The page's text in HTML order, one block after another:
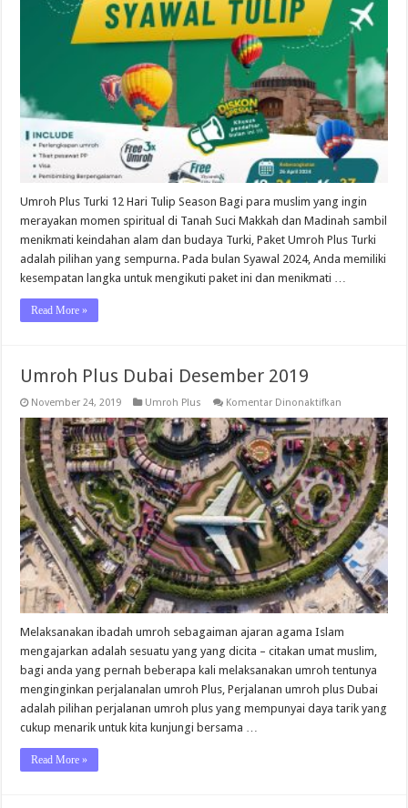
Turki
12
Hari
Syawal
2024
Umroh Plus Turki 12 Hari Tulip Season Bagi para muslim yang ingin
merayakan momen spiritual di Tanah Suci Makkah dan Madinah sambil
menikmati keindahan alam dan budaya Turki, Paket Umroh Plus Turki
adalah pilihan yang sempurna. Pada bulan Syawal 2024, Anda memiliki
kesempatan langka untuk mengikuti paket ini dan menikmati …
Read More »
Umroh Plus Dubai Desember 2019
November 24, 2019 Umroh Plus Komentar Dinonaktifkan
Plus
Dubai
Desember
2019
Melaksanakan ibadah umroh sebagaiman ajaran agama Islam
mengajarkan adalah sesuatu yang yang dicita – citakan umat muslim,
bagi anda yang pernah beberapa kali melaksanakan umroh tentunya
menginginkan perjalanalan umroh Plus, Perjalanan umroh plus Dubai
adalah pilihan perjalanan umroh plus yang mempunyai daya tarik yang
cukup menarik untuk kita kunjungi bersama …
Read More »